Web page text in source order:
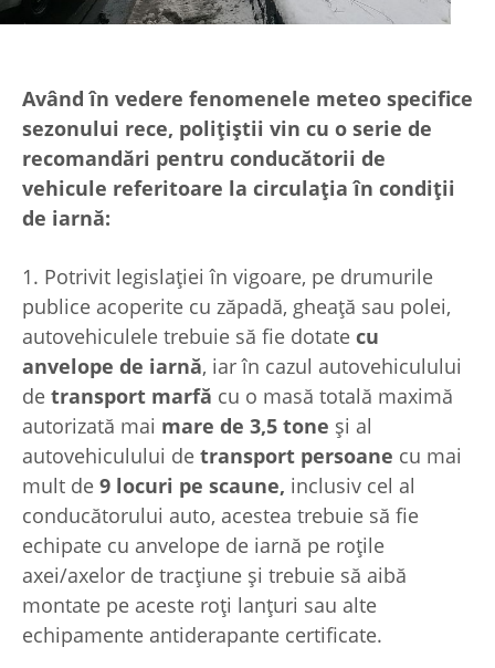
Având în vedere fenomenele meteo specifice
sezonului rece, polițiștii vin cu o serie de
recomandări pentru conducătorii de
vehicule referitoare la circulația în condiții
de iarnă:
1. Potrivit legislației în vigoare, pe drumurile
publice acoperite cu zăpadă, gheaţă sau polei,
autovehiculele trebuie să fie dotate cu
anvelope de iarnă, iar în cazul autovehiculului
de transport marfă cu o masă totală maximă
autorizată mai mare de 3,5 tone şi al
autovehiculului de transport persoane cu mai
mult de 9 locuri pe scaune, inclusiv cel al
conducătorului auto, acestea trebuie să fie
echipate cu anvelope de iarnă pe roţile
axei/axelor de tracţiune și trebuie să aibă
montate pe aceste roţi lanţuri sau alte
echipamente antiderapante certificate.